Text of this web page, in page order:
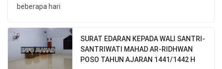
beberapa hari
SURAT EDARAN KEPADA WALI SANTRI-
SANTRIWATI MAHAD AR-RIDHWAN
POSO TAHUN AJARAN 1441/1442 H